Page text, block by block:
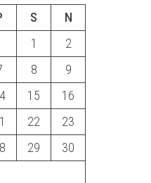
S
N
1
2
8
9
15
16
22
23
29
30